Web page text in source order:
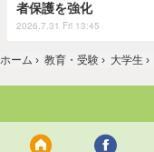
者保護を強化
2026.7.31 Fri 13:45
ホーム › 教育・受験 › 大学生 ›